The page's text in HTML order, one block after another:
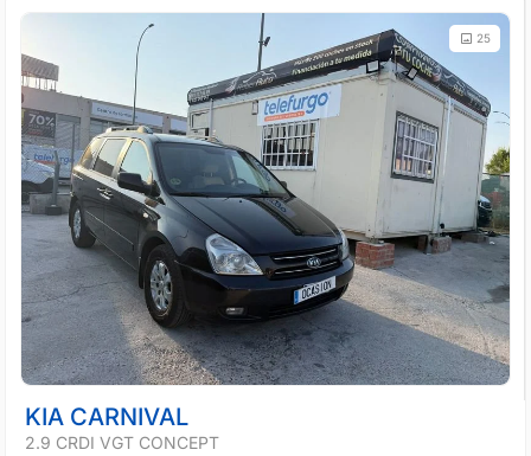
25
KIA CARNIVAL
2.9 CRDI VGT CONCEPT